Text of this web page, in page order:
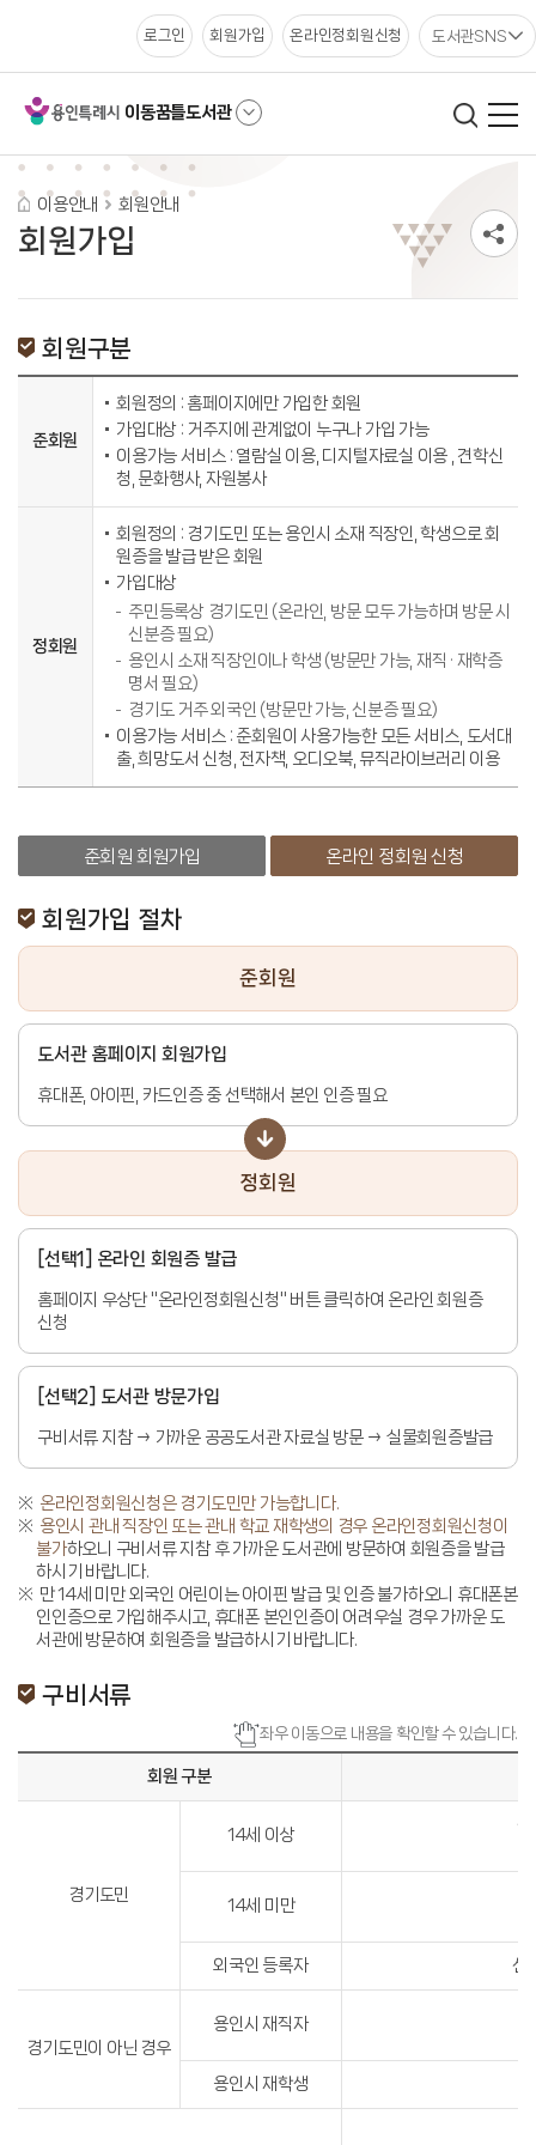
이동꿈틀도서관
로그인 회원가입 온라인정회원신청 도서관SNS
이용안내 회원안내
회원가입
회원구분
준회원
회원정의 : 홈페이지에만 가입한 회원
가입대상 : 거주지에 관계없이 누구나 가입 가능
이용가능 서비스 : 열람실 이용, 디지털자료실 이용 , 견학신
청, 문화행사, 자원봉사
정회원
회원정의 : 경기도민 또는 용인시 소재 직장인, 학생으로 회
원증을 발급 받은 회원
가입대상
주민등록상 경기도민 (온라인, 방문 모두 가능하며 방문 시
신분증 필요)
용인시 소재 직장인이나 학생 (방문만 가능, 재직 · 재학증
명서 필요)
경기도 거주 외국인 (방문만 가능, 신분증 필요)
이용가능 서비스 : 준회원이 사용가능한 모든 서비스, 도서대
출, 희망도서 신청, 전자책, 오디오북, 뮤직라이브러리 이용
준회원 회원가입 온라인 정회원 신청
회원가입 절차
준회원
도서관 홈페이지 회원가입
휴대폰, 아이핀, 카드인증 중 선택해서 본인 인증 필요
정회원
[선택1] 온라인 회원증 발급
홈페이지 우상단 "온라인정회원신청" 버튼 클릭하여 온라인 회원증
신청
[선택2] 도서관 방문가입
구비서류 지참 → 가까운 공공도서관 자료실 방문 → 실물회원증발급
온라인정회원신청은 경기도민만 가능합니다.
용인시 관내 직장인 또는 관내 학교 재학생의 경우 온라인정회원신청이
불가하오니 구비서류 지참 후 가까운 도서관에 방문하여 회원증을 발급
하시기 바랍니다.
만 14세 미만 외국인 어린이는 아이핀 발급 및 인증 불가하오니 휴대폰본
인인증으로 가입해주시고, 휴대폰 본인인증이 어려우실 경우 가까운 도
서관에 방문하여 회원증을 발급하시기 바랍니다.
구비서류
좌우 이동으로 내용을 확인할 수 있습니다.
회원 구분
경기도민
14세 이상
신
14세 미만
외국인 등록자 신
경기도민이 아닌 경우
용인시 재직자
용인시 재학생